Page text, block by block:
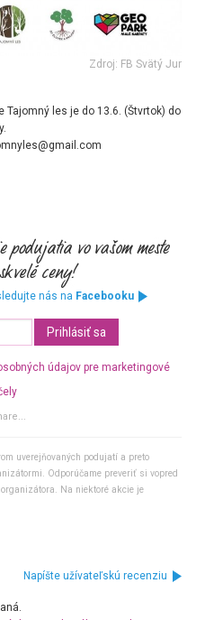
Zdroj: FB Svätý Jur
les je do 13.6. (Štvrtok) do
nás na Facebooku
údajov pre marketingové
uverejňovaných podujatí a preto
Odporúčame preveriť si vopred
Na niektoré akcie je
Napíšte užívateľskú recenziu